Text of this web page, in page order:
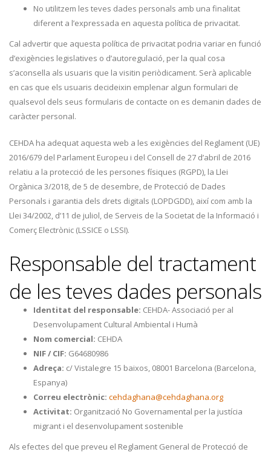
No utilitzem les teves dades personals amb una finalitat
diferent a l’expressada en aquesta política de privacitat.
Cal advertir que aquesta política de privacitat podria variar en funció
d’exigències legislatives o d’autoregulació, per la qual cosa
s’aconsella als usuaris que la visitin periòdicament. Serà aplicable
en cas que els usuaris decideixin emplenar algun formulari de
qualsevol dels seus formularis de contacte on es demanin dades de
caràcter personal.
CEHDA ha adequat aquesta web a les exigències del Reglament (UE)
2016/679 del Parlament Europeu i del Consell de 27 d’abril de 2016
relatiu a la protecció de les persones físiques (RGPD), la Llei
Orgànica 3/2018, de 5 de desembre, de Protecció de Dades
Personals i garantia dels drets digitals (LOPDGDD), així com amb la
Llei 34/2002, d’11 de juliol, de Serveis de la Societat de la Informació i
Comerç Electrònic (LSSICE o LSSI).
Responsable del tractament
de les teves dades personals
Identitat del responsable: CEHDA- Associació per al
Desenvolupament Cultural Ambiental i Humà
Nom comercial: CEHDA
NIF / CIF: G64680986
Adreça: c/ Vistalegre 15 baixos, 08001 Barcelona (Barcelona,
Espanya)
Correu electrònic: cehdaghana@cehdaghana.org
Activitat: Organització No Governamental per la justícia
migrant i el desenvolupament sostenible
Als efectes del que preveu el Reglament General de Protecció de